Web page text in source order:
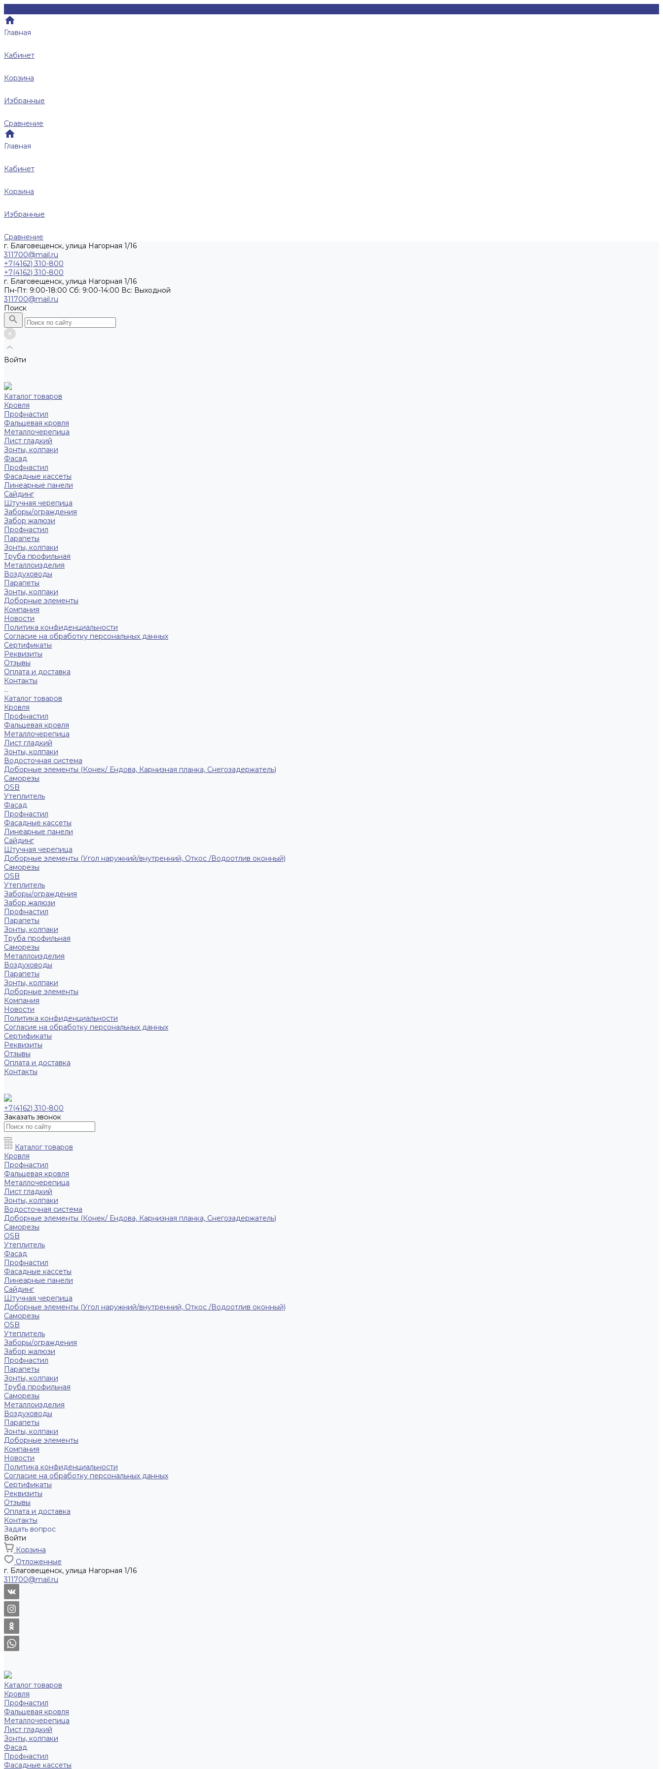
Главная
Кабинет
Корзина
Избранные
Сравнение
Главная
Кабинет
Корзина
Избранные
Сравнение
г. Благовещенск, улица Нагорная 1/16
311700@mail.ru
+7(4162) 310-800
+7(4162) 310-800
г. Благовещенск, улица Нагорная 1/16
Пн-Пт: 9:00-18:00 Cб: 9:00-14:00 Вс: Выходной
311700@mail.ru
Поиск
Войти
Каталог товаров
Кровля
Профнастил
Фальцевая кровля
Металлочерепица
Лист гладкий
Зонты, колпаки
Фасад
Профнастил
Фасадные кассеты
Линеарные панели
Сайдинг
Штучная черепица
Заборы/ограждения
Забор жалюзи
Профнастил
Парапеты
Зонты, колпаки
Труба профильная
Металлоизделия
Воздуховоды
Парапеты
Зонты, колпаки
Доборные элементы
Компания
Новости
Политика конфиденциальности
Согласие на обработку персональных данных
Сертификаты
Реквизиты
Отзывы
Оплата и доставка
Контакты
...
Каталог товаров
Кровля
Профнастил
Фальцевая кровля
Металлочерепица
Лист гладкий
Зонты, колпаки
Водосточная система
Доборные элементы (Конек/ Ендова, Карнизная планка, Снегозадержатель)
Саморезы
ОSB
Утеплитель
Фасад
Профнастил
Фасадные кассеты
Линеарные панели
Сайдинг
Штучная черепица
Доборные элементы (Угол наружний/внутренний, Откос /Водоотлив оконный)
Саморезы
OSB
Утеплитель
Заборы/ограждения
Забор жалюзи
Профнастил
Парапеты
Зонты, колпаки
Труба профильная
Саморезы
Металлоизделия
Воздуховоды
Парапеты
Зонты, колпаки
Доборные элементы
Компания
Новости
Политика конфиденциальности
Согласие на обработку персональных данных
Сертификаты
Реквизиты
Отзывы
Оплата и доставка
Контакты
+7(4162) 310-800
Заказать звонок
Каталог товаров
Кровля
Профнастил
Фальцевая кровля
Металлочерепица
Лист гладкий
Зонты, колпаки
Водосточная система
Доборные элементы (Конек/ Ендова, Карнизная планка, Снегозадержатель)
Саморезы
ОSB
Утеплитель
Фасад
Профнастил
Фасадные кассеты
Линеарные панели
Сайдинг
Штучная черепица
Доборные элементы (Угол наружний/внутренний, Откос /Водоотлив оконный)
Саморезы
OSB
Утеплитель
Заборы/ограждения
Забор жалюзи
Профнастил
Парапеты
Зонты, колпаки
Труба профильная
Саморезы
Металлоизделия
Воздуховоды
Парапеты
Зонты, колпаки
Доборные элементы
Компания
Новости
Политика конфиденциальности
Согласие на обработку персональных данных
Сертификаты
Реквизиты
Отзывы
Оплата и доставка
Контакты
Задать вопрос
Войти
Корзина
Отложенные
г. Благовещенск, улица Нагорная 1/16
311700@mail.ru
Каталог товаров
Кровля
Профнастил
Фальцевая кровля
Металлочерепица
Лист гладкий
Зонты, колпаки
Фасад
Профнастил
Фасадные кассеты